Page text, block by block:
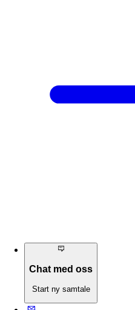
Chat med oss
Start ny samtale